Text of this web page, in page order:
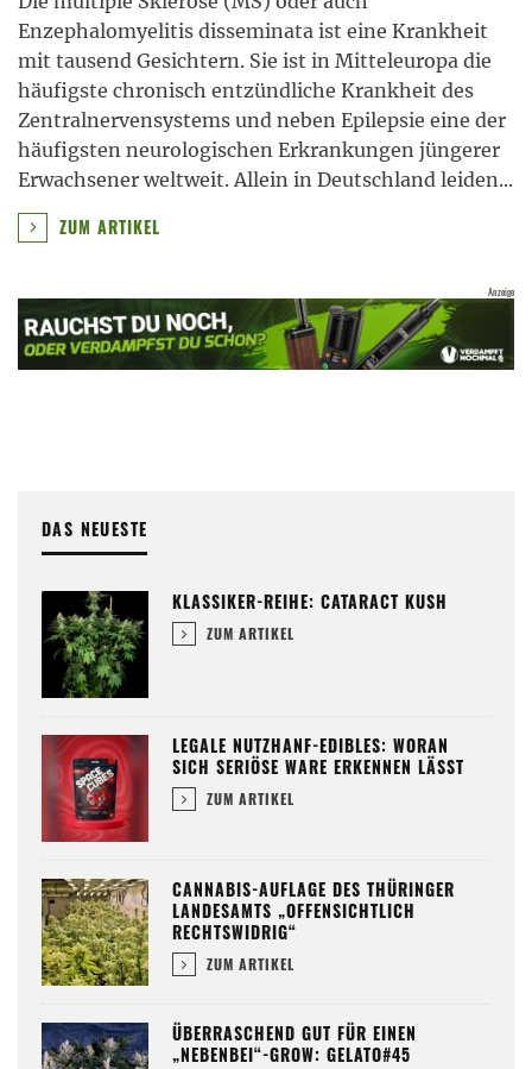
Enzephalomyelitis disseminata ist eine Krankheit
mit tausend Gesichtern. Sie ist in Mitteleuropa die
häufigste chronisch entzündliche Krankheit des
Zentralnervensystems und neben Epilepsie eine der
häufigsten neurologischen Erkrankungen jüngerer
Erwachsener weltweit. Allein in Deutschland leiden...
ZUM ARTIKEL
DAS NEUESTE
KLASSIKER-REIHE: CATARACT KUSH
ZUM ARTIKEL
LEGALE NUTZHANF-EDIBLES: WORAN
SICH SERIÖSE WARE ERKENNEN LÄSST
ZUM ARTIKEL
CANNABIS-AUFLAGE DES THÜRINGER
LANDESAMTS „OFFENSICHTLICH
RECHTSWIDRIG“
ZUM ARTIKEL
ÜBERRASCHEND GUT FÜR EINEN
„NEBENBEI“-GROW: GELATO#45